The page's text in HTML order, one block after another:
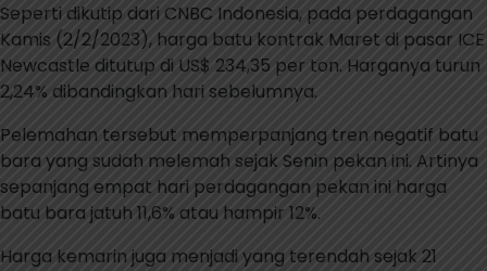
Seperti dikutip dari CNBC Indonesia, pada perdagangan
Kamis (2/2/2023), harga batu kontrak Maret di pasar ICE
Newcastle ditutup di US$ 234,35 per ton. Harganya turun
2,24% dibandingkan hari sebelumnya.
Pelemahan tersebut memperpanjang tren negatif batu
bara yang sudah melemah sejak Senin pekan ini. Artinya
sepanjang empat hari perdagangan pekan ini harga
batu bara jatuh 11,6% atau hampir 12%.
Harga kemarin juga menjadi yang terendah sejak 21